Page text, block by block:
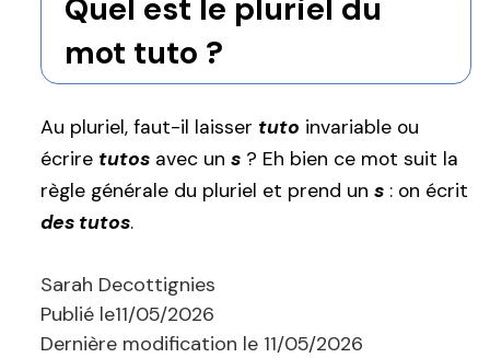
Quel est le pluriel du
mot tuto ?
Au pluriel, faut-il laisser tuto invariable ou
écrire tutos avec un s ? Eh bien ce mot suit la
règle générale du pluriel et prend un s : on écrit
des tutos.
Sarah Decottignies
Publié le11/05/2026
Dernière modification le 11/05/2026